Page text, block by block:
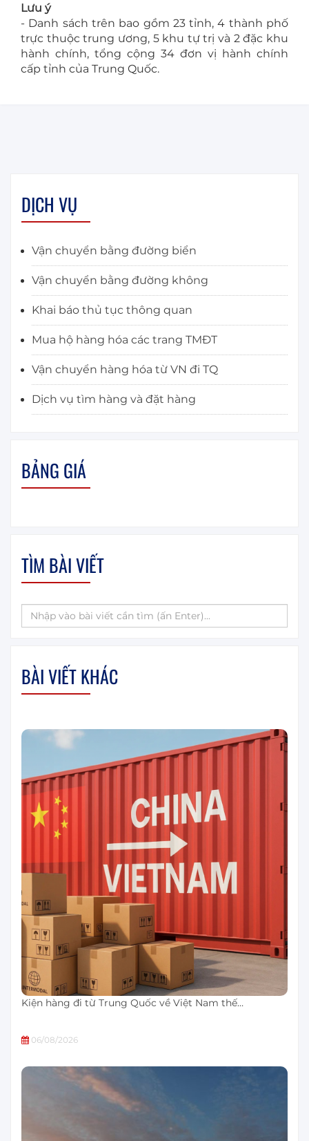
Lưu ý
- Danh sách trên bao gồm 23 tỉnh, 4 thành phố
trực thuộc trung ương, 5 khu tự trị và 2 đặc khu
hành chính, tổng cộng 34 đơn vị hành chính
cấp tỉnh của Trung Quốc.
DỊCH VỤ
Vận chuyển bằng đường biển
Vận chuyển bằng đường không
Khai báo thủ tục thông quan
Mua hộ hàng hóa các trang TMĐT
Vận chuyển hàng hóa từ VN đi TQ
Dịch vụ tìm hàng và đặt hàng
BẢNG GIÁ
TÌM BÀI VIẾT
BÀI VIẾT KHÁC
Kiện hàng đi từ Trung Quốc về Việt Nam thế…
06/08/2026